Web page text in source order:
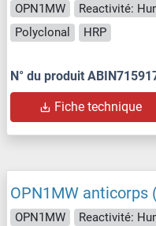
OPN1MW Reactivité:
Polyclonal
HRP
N° du produit
Fiche technique
OPN1MW anticorps
OPN1MW Reactivité: